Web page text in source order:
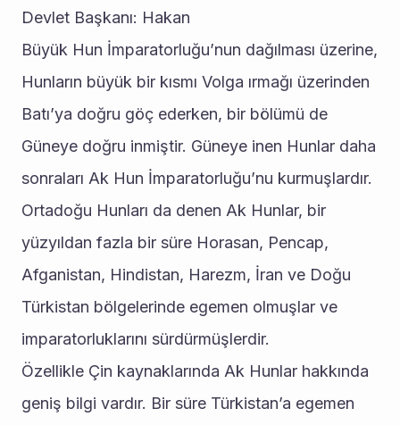
Devlet Başkanı: Hakan
Büyük Hun İmparatorluğu’nun dağılması üzerine,
Hunların büyük bir kısmı Volga ırmağı üzerinden
Batı’ya doğru göç ederken, bir bölümü de
Güneye doğru inmiştir. Güneye inen Hunlar daha
sonraları Ak Hun İmparatorluğu’nu kurmuşlardır.
Ortadoğu Hunları da denen Ak Hunlar, bir
yüzyıldan fazla bir süre Horasan, Pencap,
Afganistan, Hindistan, Harezm, İran ve Doğu
Türkistan bölgelerinde egemen olmuşlar ve
imparatorluklarını sürdürmüşlerdir.
Özellikle Çin kaynaklarında Ak Hunlar hakkında
geniş bilgi vardır. Bir süre Türkistan’a egemen